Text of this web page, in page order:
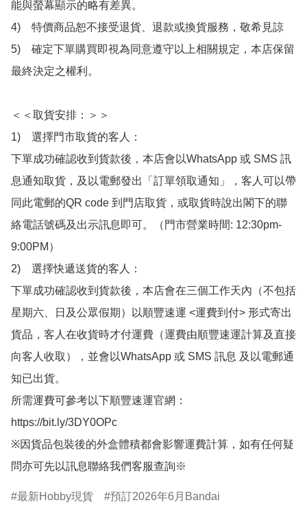
能與螢幕顯示的略有差異。
4)　特價商品恕不接受退貨、退款或換貨服務，敬希見諒
5)　確定下單購買即視為同意遵守以上相關規定，本店保留
最終決定之權利。
＜＜取貨安排：＞＞
1)　選擇門市取貨的客人：
下單成功確認收到貨款後，本店會以WhatsApp 或 SMS 訊
息通知取貨，及以電郵發出「訂單領取通知」，客人可以帶
同此電郵的QR code 到門店取貨，或取貨時說出閣下的聯
絡電話號碼及出示訊息即可。（門市營業時間: 12:30pm-
9:00PM）
2)　選擇快遞送貨的客人：
下單成功確認收到貨款後，本店會在三個工作天內（不包括
星期六、日及公眾假期）以順豐速運 <運費到付> 形式寄出
貨品，客人在收貨時才付運費（運費由順豐速運計算及直接
向客人收取），並會以WhatsApp 或 SMS 訊息 及以電郵通
知已出貨。
所需運費可參考以下順豐速運官網：
https://bit.ly/3DY0OPc
※因貨品包裝後的外盒體積都會影響運費計算，如有任何疑
問亦可先以訊息聯絡我們客服查詢※
最新Hobby現貨 預訂2026年6月Bandai